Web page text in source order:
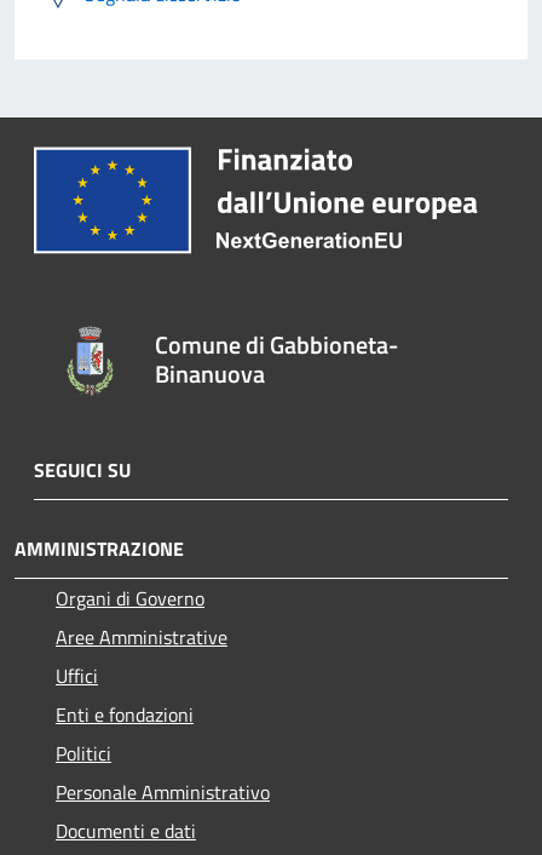
Comune di Gabbioneta-
Binanuova
SEGUICI SU
AMMINISTRAZIONE
Organi di Governo
Aree Amministrative
Uffici
Enti e fondazioni
Politici
Personale Amministrativo
Documenti e dati